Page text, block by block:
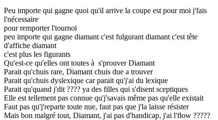
Peu importe qui gagne quoi qu'il arrive la coupe est pour moi j'fais
l'nécessaire
pour remporter l'tournoi
peu importe qui gagne diamant c'est fulgurant diamant c'est tête
d'affiche diamant
c'est plus les figurants
Qu'est-ce qu'elles ont toutes à s'prouver Diamant
Parait qu'chuis rare, Diamant chuis due a trouver
Parait qu'chuis dyslexique car parait qu'j'ai du lexique
Parait qu'quand j'dit ???? ya des filles qui s'disent sceptiques
Elle est tellement pas connue qu'j'savais même pas qu'elle existait
Faut pas qu'j'reparte toute nue, faut pas que j'la laisse résister
Mais bon malgré tout, Diamant, j'ai pas d'handicap, j'ai l'flow ?????